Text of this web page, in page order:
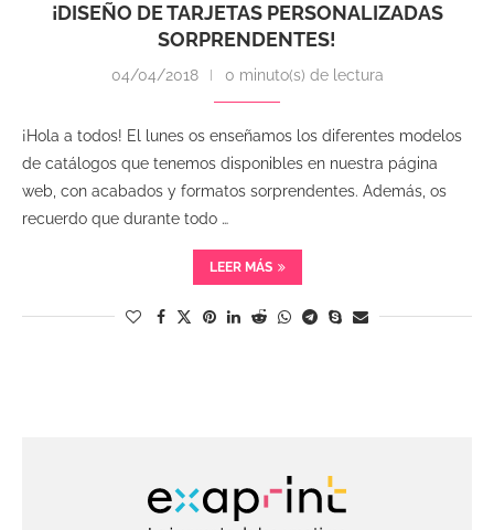
¡DISEÑO DE TARJETAS PERSONALIZADAS
SORPRENDENTES!
04/04/2018 0 minuto(s) de lectura
¡Hola a todos! El lunes os enseñamos los diferentes modelos
de catálogos que tenemos disponibles en nuestra página
web, con acabados y formatos sorprendentes. Además, os
recuerdo que durante todo …
LEER MÁS